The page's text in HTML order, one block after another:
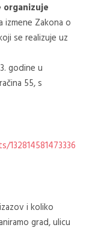
organizuje
Zakona o
se realizuje uz
godine u
55, s
i koliko
grad, ulicu